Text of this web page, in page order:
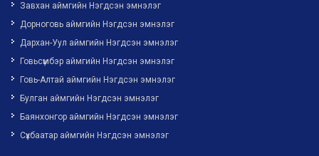
Завхан аймгийн Нэгдсэн эмнэлэг
Дорноговь аймгийн Нэгдсэн эмнэлэг
Дархан-Уул аймгийн Нэгдсэн эмнэлэг
Говьсүмбэр аймгийн Нэгдсэн эмнэлэг
Говь-Алтай аймгийн Нэгдсэн эмнэлэг
Булган аймгийн Нэгдсэн эмнэлэг
Баянхонгор аймгийн Нэгдсэн эмнэлэг
Сүхбаатар аймгийн Нэгдсэн эмнэлэг